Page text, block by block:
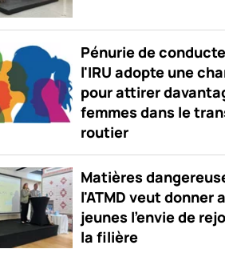
Pénurie de
l'IRU adopte une
pour attirer
femmes dans le
routier
Matières
l'ATMD veut donner
jeunes l'envie de
la filière